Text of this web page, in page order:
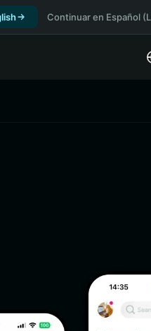
Continuar en Español